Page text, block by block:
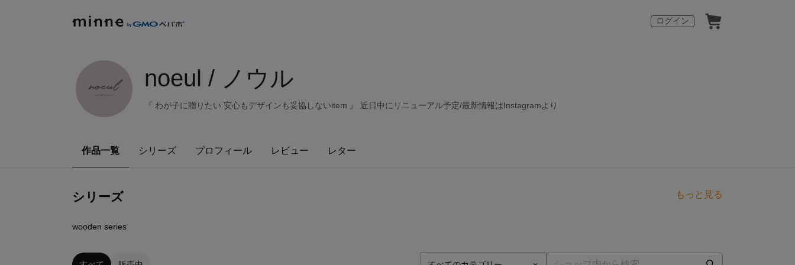
ログイン
noeul / ノウル
『 わが子に贈りたい 安心もデザインも妥協しないitem 』 近日中にリニューアル予定/最新情報はInstagramより
作品一覧 シリーズ プロフィール レビュー レター
シリーズ もっと見る
wooden series